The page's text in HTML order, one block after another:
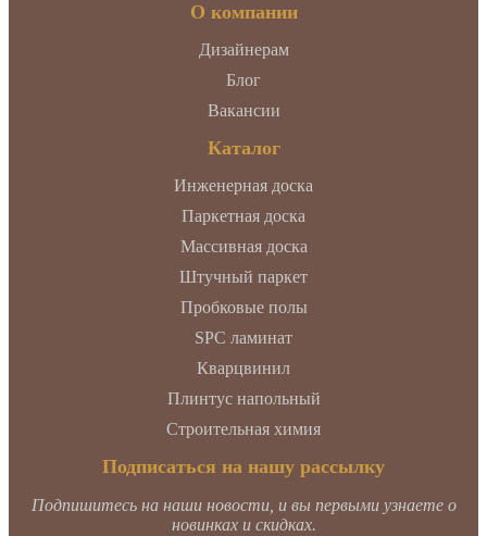
О компании
Дизайнерам
Блог
Вакансии
Каталог
Инженерная доска
Паркетная доска
Массивная доска
Штучный паркет
Пробковые полы
SPC ламинат
Кварцвинил
Плинтус напольный
Строительная химия
Подписаться на нашу рассылку
Подпишитесь на наши новости, и вы первыми узнаете о
новинках и скидках.